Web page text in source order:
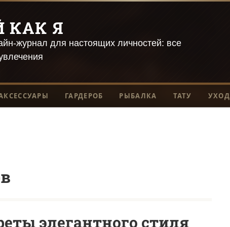
КАК Я
журнал для настоящих личностей: все
ГАРДЕРОБ РЫБАЛКА ТАТУ УХОД
элегантного стиля